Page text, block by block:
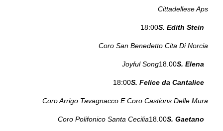
Cittadellese Aps
18:00
Coro San Benedetto Cita Di Norcia
18.00
Joyful Song
18:00
Coro Arrigo Tavagnacco E Coro Castions Delle Mura
18.00
Coro Polifonico Santa Cecilia